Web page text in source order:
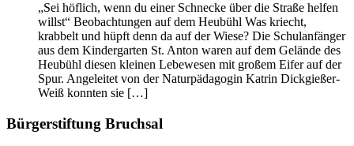
„Sei höflich, wenn du einer Schnecke über die Straße helfen
willst“ Beobachtungen auf dem Heubühl Was kriecht,
krabbelt und hüpft denn da auf der Wiese? Die Schulanfänger
aus dem Kindergarten St. Anton waren auf dem Gelände des
Heubühl diesen kleinen Lebewesen mit großem Eifer auf der
Spur. Angeleitet von der Naturpädagogin Katrin Dickgießer-
Weiß konnten sie […]
Bürgerstiftung Bruchsal